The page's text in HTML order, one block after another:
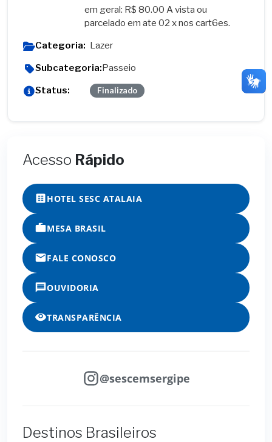
em geral: R$ 80.00 A vista ou
parcelado em ate 02 x nos cart6es.
Categoria: Lazer
Subcategoria:Passeio
Status:
Finalizado
Acesso Rápido
HOTEL SESC ATALAIA
MESA BRASIL
FALE CONOSCO
OUVIDORIA
TRANSPARÊNCIA
@sescemsergipe
Destinos Brasileiros